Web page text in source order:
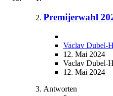
Premijerwahl
Vaclav Dubel-
12. Mai 2024
Vaclav Dubel-
12. Mai 2024
Antworten